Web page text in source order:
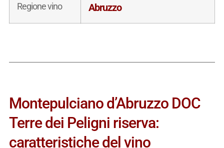
Regione vino Abruzzo
Montepulciano d’Abruzzo DOC
Terre dei Peligni riserva:
caratteristiche del vino